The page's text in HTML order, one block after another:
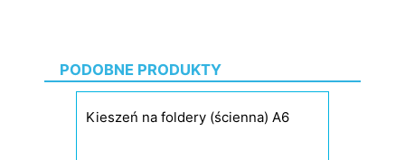
PODOBNE PRODUKTY
Kieszeń na foldery (ścienna) A6